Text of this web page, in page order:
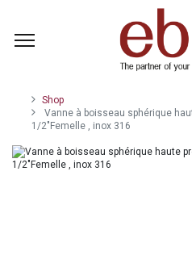
Shop
Vanne à boisseau sphérique
1/2"Femelle , inox 316